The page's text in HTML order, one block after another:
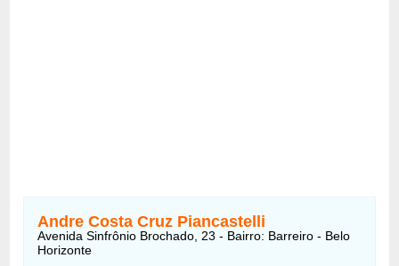
Andre Costa Cruz Piancastelli
Avenida Sinfrônio Brochado, 23 - Bairro: Barreiro - Belo
Horizonte